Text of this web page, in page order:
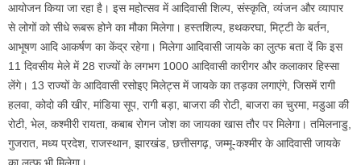
आयोजन किया जा रहा है। इस महोत्सव में आदिवासी शिल्प, संस्कृति, व्यंजन और व्यापार
से लोगों को सीधे रूबरू होने का मौका मिलेगा। हस्तशिल्प, हथकरघा, मिट्टी के बर्तन,
आभूषण आदि आकर्षण का केंद्र रहेगा। मिलेगा आदिवासी जायके का लुत्फ बता दें कि इस
11 दिवसीय मेले में 28 राज्यों के लगभग 1000 आदिवासी कारीगर और कलाकार हिस्सा
लेंगे। 13 राज्यों के आदिवासी रसोइए मिलेट्स में जायके का तड़का लगाएंगे, जिसमें रागी
हलवा, कोदो की खीर, मांडिया सूप, रागी बड़ा, बाजरा की रोटी, बाजरा का चुरमा, मडुआ की
रोटी, भेल, कश्मीरी रायता, कबाब रोगन जोश का जायका खास तौर पर मिलेगा। तमिलनाडु,
गुजरात, मध्य प्रदेश, राजस्थान, झारखंड, छत्तीसगढ़, जम्मू-कश्मीर के आदिवासी जायके
का लुत्फ भी मिलेगा।